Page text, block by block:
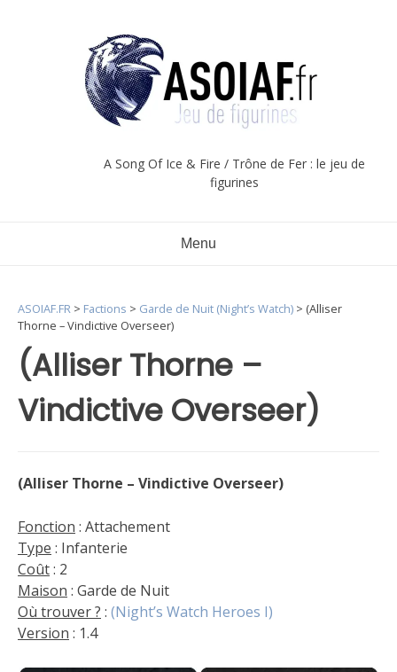
A Song Of Ice & Fire / Trône de Fer : le jeu de
figurines
Menu
(Alliser Thorne –
Vindictive Overseer)
ASOIAF.FR > Factions > Garde de Nuit (Night’s Watch) > (Alliser
Thorne – Vindictive Overseer)
(Alliser Thorne – Vindictive Overseer)
Fonction : Attachement
Type : Infanterie
Coût: 2
Maison : Garde de Nuit
Où trouver ? : (Night’s Watch Heroes I)
Version : 1.4